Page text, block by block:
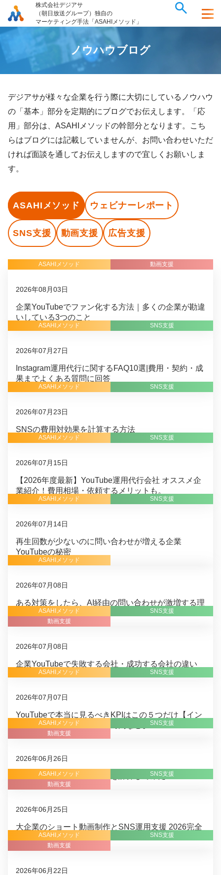
株式会社デジアサ
（朝日放送グループ）独自の
マーケティング手法「ASAHIメソッド」
ノウハウブロ グ
デジアサが様々な企業を行う際に大切にしているノウハウ
の「基本」部分を定期的にブログでお伝えします。「応
用」部分は、ASAHIメソッドの幹部分となります。こち
らはブログには記載していませんが、お問い合わせいただ
ければ面談を通してお伝えしますので宜しくお願いしま
す。
ASAHIメソッド ウェビナーレポート
SNS支援 動画支援 広告支援
ASAHIメソッド 動画支援
2026年08月03日
企業YouTubeでファン化する方法｜多くの企業が勘違
いしている3つのこと
ASAHIメソッド SNS支援
2026年07月27日
Instagram運用代行に関するFAQ10選|費用・契約・成
果までよくある質問に回答
ASAHIメソッド SNS支援
2026年07月23日
SNSの費用対効果を計算する方法
ASAHIメソッド SNS支援
2026年07月15日
【2026年度最新】YouTube運用代行会社 オススメ企
業紹介！費用相場・依頼するメリットも。
ASAHIメソッド SNS支援
2026年07月14日
再生回数が少ないのに問い合わせが増える企業
YouTubeの秘密
ASAHIメソッド
2026年07月08日
ある対策をしたら、AI経由の問い合わせが激増する理
ASAHIメソッド
SNS支援
動画支援
2026年07月08日
企業YouTubeで失敗する会社・成功する会社の違い
ASAHIメソッド SNS支援
2026年07月07日
YouTubeで本当に見るべきKPIはこの５つだけ【イン
プレッション数や平均試聴時間など】
ASAHIメソッド
SNS支援
動画支援
2026年06月26日
企業YouTubeの費用対効果を計算してみた
ASAHIメソッド
SNS支援
動画支援
2026年06月25日
大企業のショート動画制作とSNS運用支援 2026完全
ガイドASAHIメソッド
SNS支援
動画支援
2026年06月22日